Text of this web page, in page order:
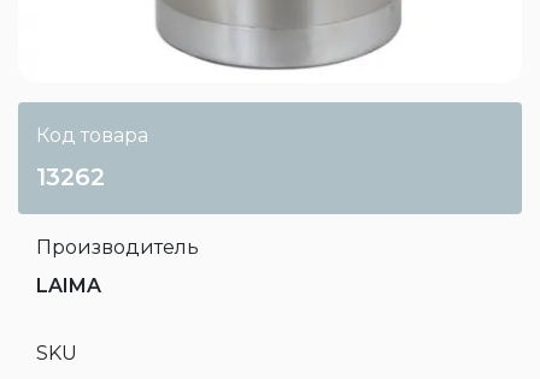
Код товара
13262
Производитель
LAIMA
SKU